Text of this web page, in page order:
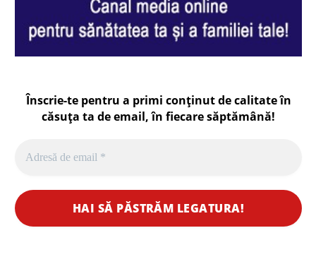
Înscrie-te pentru a primi conținut de calitate în
căsuța ta de email, în fiecaresăptămână!